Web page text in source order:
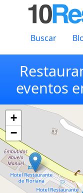
Buscar
eventos
+
−